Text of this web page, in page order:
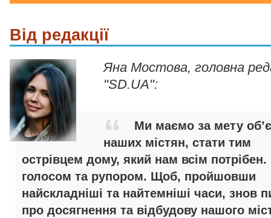
Від редакції
Яна Мостова, головна
"SD.UA":
Ми маємо за мету
наших містян, стати тим
острівцем дому, який нам всім потрібен.
голосом та рупором. Щоб, пройшовши
найскладніші та найтемніші часи, знов
про досягнення та відбудову нашого